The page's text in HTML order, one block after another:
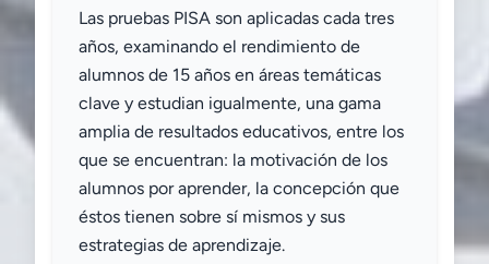
Las pruebas PISA son aplicadas cada tres
años, examinando el rendimiento de
alumnos de 15 años en áreas temáticas
clave y estudian igualmente, una gama
amplia de resultados educativos, entre los
que se encuentran: la motivación de los
alumnos por aprender, la concepción que
éstos tienen sobre sí mismos y sus
estrategias de aprendizaje.